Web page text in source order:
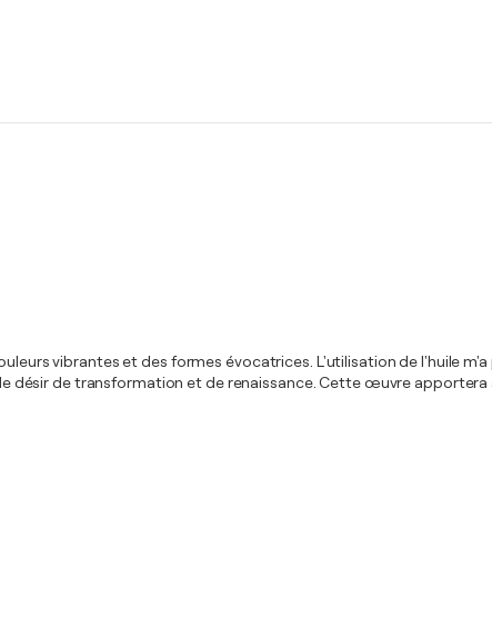
vibrantes et des formes évocatrices. L'utilisation de l'huile m'a
désir de transformation et de renaissance. Cette œuvre